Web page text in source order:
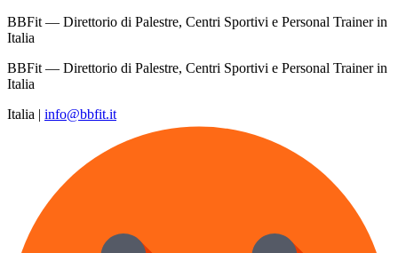
BBFit — Direttorio di Palestre, Centri Sportivi e Personal Trainer in
Italia
BBFit — Direttorio di Palestre, Centri Sportivi e Personal Trainer in
Italia
Italia | info@bbfit.it